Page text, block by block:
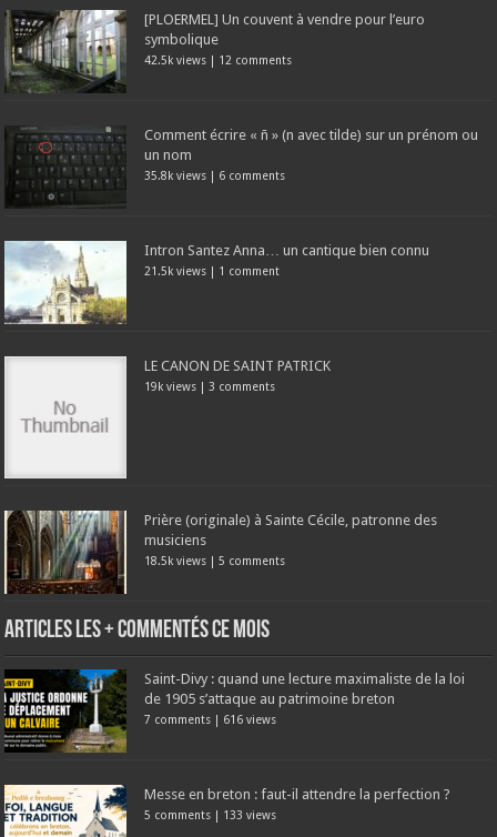
[PLOERMEL] Un couvent à vendre pour l’euro
symbolique
42.5k views | 12 comments
Comment écrire « ñ » (n avec tilde) sur un prénom ou
un nom
35.8k views | 6 comments
Intron Santez Anna… un cantique bien connu
21.5k views | 1 comment
LE CANON DE SAINT PATRICK
19k views | 3 comments
Prière (originale) à Sainte Cécile, patronne des
musiciens
18.5k views |5 comments
Articles les + commentés ce mois
Saint-Divy : quand une lecture maximaliste de la loi
de 1905 s’attaque au patrimoine breton
7 comments | 616 views
Messe en breton : faut-il attendre la perfection ?
5 comments | 133 views